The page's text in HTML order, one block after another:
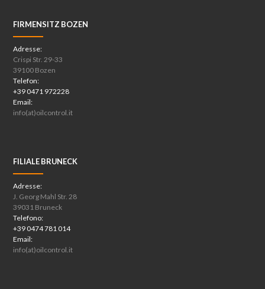
FIRMENSITZ BOZEN
Adresse:
Crispi Str. 29-33
39100 Bozen
Telefon:
+39 0471 972228
Email:
info(at)oilcontrol.it
FILIALE BRUNECK
Adresse:
J. Georg Mahl Str. 28
39031 Bruneck
Telefono:
+39 0474 781 014
Email:
info(at)oilcontrol.it